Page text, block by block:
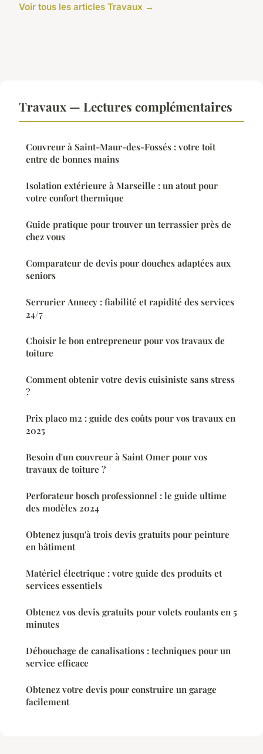
Voir tous les articles Travaux →
Travaux — Lectures complémentaires
Couvreur à Saint-Maur-des-Fossés : votre toit
entre de bonnes mains
Isolation extérieure à Marseille : un atout pour
votre confort thermique
Guide pratique pour trouver un terrassier près de
chez vous
Comparateur de devis pour douches adaptées aux
seniors
Serrurier Annecy : fiabilité et rapidité des services
24/7
Choisir le bon entrepreneur pour vos travaux de
toiture
Comment obtenir votre devis cuisiniste sans stress
?
Prix placo m2 : guide des coûts pour vos travaux en
2025
Besoin d'un couvreur à Saint Omer pour vos
travaux de toiture ?
Perforateur bosch professionnel : le guide ultime
des modèles 2024
Obtenez jusqu'à trois devis gratuits pour peinture
en bâtiment
Matériel électrique : votre guide des produits et
services essentiels
Obtenez vos devis gratuits pour volets roulants en 5
minutes
Débouchage de canalisations : techniques pour un
service efficace
Obtenez votre devis pour construire un garage
facilement